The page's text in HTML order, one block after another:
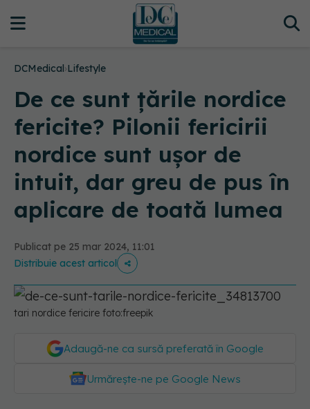
DCMedical›Lifestyle
De ce sunt țările nordice
fericite? Pilonii fericirii
nordice sunt ușor de
intuit, dar greu de pus în
aplicare de toată lumea
Publicat pe 25 mar 2024, 11:01
Distribuie acest articol
tari nordice fericire foto:freepik
Adaugă-ne ca sursă preferată în Google
Urmărește-ne pe Google News